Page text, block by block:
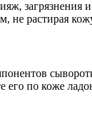
не растирая
его по коже